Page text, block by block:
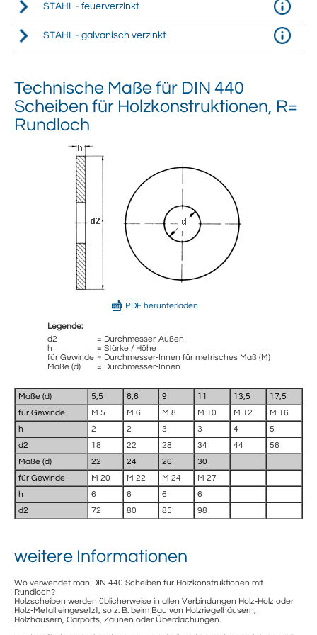
STAHL - feuerverzinkt
STAHL - galvanisch verzinkt
Technische Maße für DIN 440
Scheiben für Holzkonstruktionen, R=
Rundloch
PDF herunterladen
Legende:
d2
= Durchmesser-Außen
h
= Stärke / Höhe
für Gewinde = Durchmesser-Innen für metrisches Maß (M)
Maße (d)
= Durchmesser-Innen
Maße (d) 5,5 6,6 9 11 13,5
17,5
für Gewinde
M 5 M 6 M 8 M 10 M 12
M 16
h
2 2 3 3 4
5
d2
18 22 28 34 44
56
Maße (d)
22 24 26
30
für Gewinde
M 20 M 22 M 24
M 27
h
6 6 6
6
d2
72 80 85 98
weitere Informationen
Wo verwendet man DIN 440 Scheiben für Holzkonstruktionen mit
Rundloch?
Holzscheiben werden üblicherweise in allen Verbindungen Holz-Holz oder
Holz-Metall eingesetzt, so z. B. beim Bau von Holzriegelhäusern,
Holzhäusern, Carports, Zäunen oder Überdachungen.